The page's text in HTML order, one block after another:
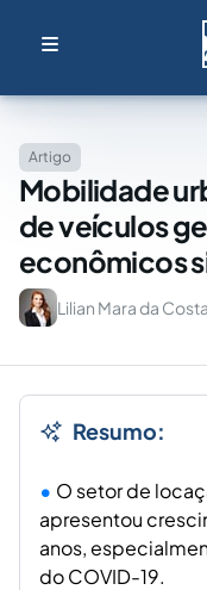
Artigo
Mobilidade
de veículos
econômicos
Lilian Mara da Costa
Resumo:
O setor de
apresentou
anos,
do COVID-19.